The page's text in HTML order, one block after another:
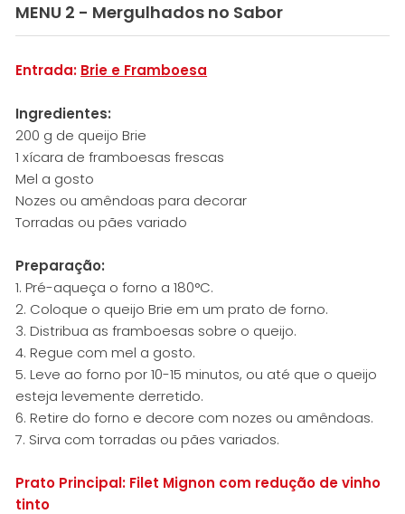
MENU 2 - Mergulhados no Sabor
Entrada: Brie e Framboesa
Ingredientes:
200 g de queijo Brie
1 xícara de framboesas frescas
Mel a gosto
Nozes ou amêndoas para decorar
Torradas ou pães variado
Preparação:
1. Pré-aqueça o forno a 180°C.
2. Coloque o queijo Brie em um prato de forno.
3. Distribua as framboesas sobre o queijo.
4. Regue com mel a gosto.
5. Leve ao forno por 10-15 minutos, ou até que o queijo
esteja levemente derretido.
6. Retire do forno e decore com nozes ou amêndoas.
7. Sirva com torradas ou pães variados.
Prato Principal: Filet Mignon com redução de vinho
tinto